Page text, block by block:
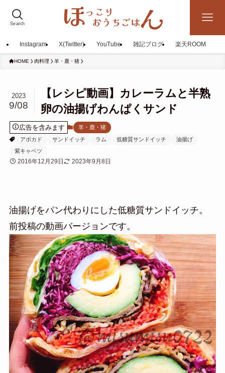
Search
Instagram X(Twitter) YouTube 雑記ブログ 楽天ROOM
HOME 肉料理 羊・鹿・猪
【レシピ動画】カレーラムと半熟
卵の油揚げわんぱくサンド
2023
9/08
広告を含みます
羊・鹿・猪
アボカド
サンドイッチ ラム 低糖質サンドイッチ
油揚げ
紫キャベツ
2016年12月29日 2023年9月8日
油揚げをパン代わりにした低糖質サンドイッチ。
前投稿の動画バージョンです。